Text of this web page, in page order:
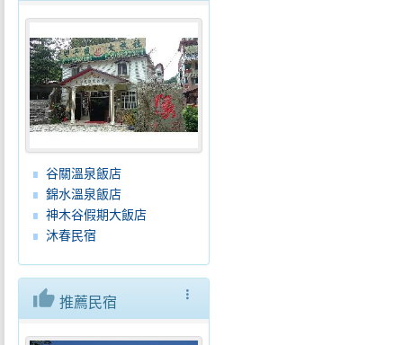
谷關溫泉飯店
錦水溫泉飯店
神木谷假期大飯店
沐春民宿
more_vert
thumb_up 推薦民宿